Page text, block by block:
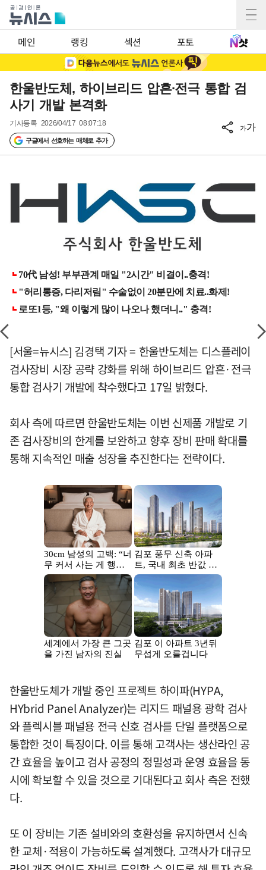
메인 랭킹 섹션 포토
한울반도체, 하이브리드 압흔∙전극 통합 검
사기 개발 본격화
기사등록 2026/04/17 08:07:18
구글에서 선호하는 매체로 추가
가가
[서울=뉴시스] 김경택 기자 = 한울반도체는 디스플레이
검사장비 시장 공략 강화를 위해 하이브리드 압흔·전극
통합 검사기 개발에 착수했다고 17일 밝혔다.
회사 측에 따르면 한울반도체는 이번 신제품 개발로 기
존 검사장비의 한계를 보완하고 향후 장비 판매 확대를
통해 지속적인 매출 성장을 추진한다는 전략이다.
한울반도체가 개발 중인 프로젝트 하이파(HYPA,
HYbrid Panel Analyzer)는 리지드 패널용 광학 검사
와 플렉시블 패널용 전극 신호 검사를 단일 플랫폼으로
통합한 것이 특징이다. 이를 통해 고객사는 생산라인 공
간 효율을 높이고 검사 공정의 정밀성과 운영 효율을 동
시에 확보할 수 있을 것으로 기대된다고 회사 측은 전했
다.
또 이 장비는 기존 설비와의 호환성을 유지하면서 신속
한 교체·적용이 가능하도록 설계했다. 고객사가 대규모